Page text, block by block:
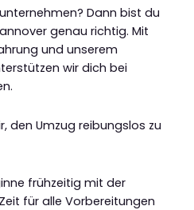
Dann bist du
genau richtig. Mit
und unserem
wir dich bei
den Umzug reibungslos zu
frühzeitig mit der
für alle Vorbereitungen